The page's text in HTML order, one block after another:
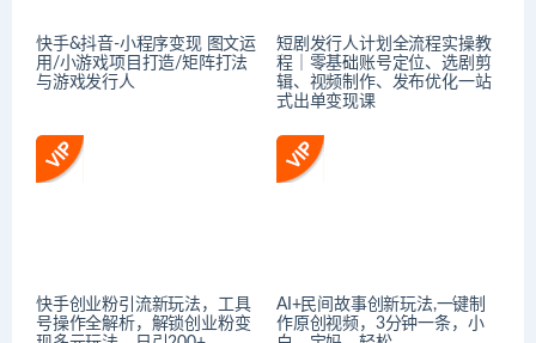
快手&抖音-小程序变现 图文运
用/小游戏项目打造/矩阵打法
与游戏发行人
短剧发行人计划全流程实操教
程｜零基础账号定位、选剧剪
辑、视频制作、发布优化一站
式出单变现课​
快手创业粉引流新玩法，工具
号操作全解析，解锁创业粉变
AI+民间故事创新玩法,一键制
作原创视频，3分钟一条，小